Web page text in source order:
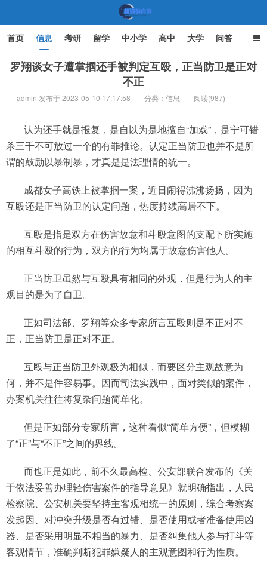
机遇教育网
首页 信息 考研 留学 中小学 高中 大学 问答
文化 家庭教育
罗翔谈女子遭掌掴还手被判定互殴，正当防卫是正对
不正
admin 发布于 2023-05-10 17:17:58 分类： 信息 阅读(987)
认为还手就是报复，是自以为是地擅自“加戏”，是宁可错
杀三千不可放过一个的有罪推论。认定正当防卫也并不是所
谓的鼓励以暴制暴，才真是是法理情的统一。
成都女子高铁上被掌掴一案，近日闹得沸沸扬扬，因为
互殴还是正当防卫的认定问题，热度持续高居不下。
互殴是指是双方在伤害故意和斗殴意图的支配下所实施
的相互斗殴的行为，双方的行为均属于故意伤害他人。
正当防卫虽然与互殴具有相同的外观，但是行为人的主
观目的是为了自卫。
正如司法部、罗翔等众多专家所言互殴则是不正对不
正，正当防卫是正对不正。
互殴与正当防卫外观极为相似，而要区分主观故意为
何，并不是件容易事。因而司法实践中，面对类似的案件，
办案机关往往将复杂问题简单化。
但是正如部分专家所言，这种看似“简单方便”，但模糊
了“正”与“不正”之间的界线。
而也正是如此，前不久最高检、公安部联合发布的《关
于依法妥善办理轻伤害案件的指导意见》就明确指出，人民
检察院、公安机关要坚持主客观相统一的原则，综合考察案
发起因、对冲突升级是否有过错、是否使用或者准备使用凶
器、是否采用明显不相当的暴力、是否纠集他人参与打斗等
客观情节，准确判断犯罪嫌疑人的主观意图和行为性质。